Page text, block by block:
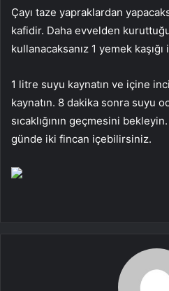
Çayı taze yapraklardan
kafidir. Daha evvelden
kullanacaksanız 1 yemek
1 litre suyu kaynatın ve içine
kaynatın. 8 dakika sonra suyu
sıcaklığının geçmesini
günde iki fincan içebilirsiniz.